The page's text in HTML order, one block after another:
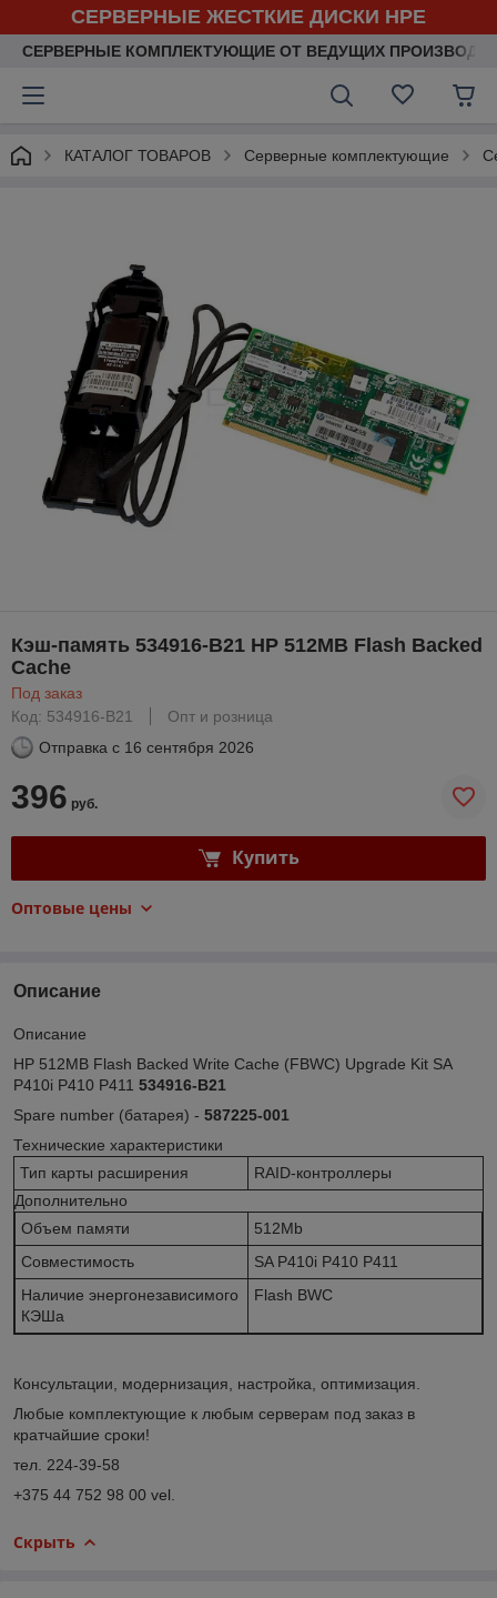
СЕРВЕРНЫЕ ЖЕСТКИЕ ДИСКИ HPE
СЕРВЕРНЫЕ КОМПЛЕКТУЮЩИЕ ОТ ВЕДУЩИХ
КАТАЛОГ ТОВАРОВ Серверные комплектующие
Кэш-память 534916-B21 HP 512MB Flash Backed
Cache
Под заказ
Код: 534916-B21
Опт и розница
Отправка с 16 сентября 2026
396 руб.
Купить
Оптовые цены
Описание
Описание
HP 512MB Flash Backed Write Cache (FBWC) Upgrade Kit SA
P410i P410 P411 534916-B21
Spare number (батарея) - 587225-001
Технические характеристики
Тип карты расширения
RAID-контроллеры
Дополнительно
Объем памяти
512Mb
Совместимость
SA P410i P410 P411
Наличие энергонезависимого
КЭШа
Flash BWC
Консультации, модернизация, настройка, оптимизация.
Любые комплектующие к любым серверам под заказ в
кратчайшие сроки!
тел. 224-39-58
+375 44 752 98 00 vel.
Скрыть